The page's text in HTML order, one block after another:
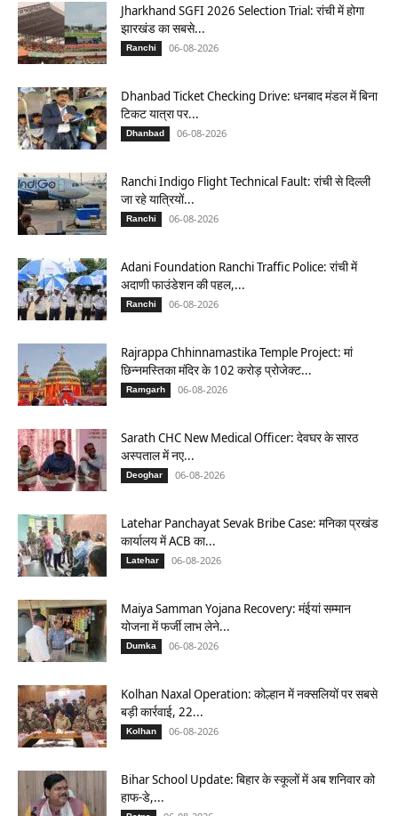
Jharkhand SGFI 2026 Selection Trial: रांची में होगा
झारखंड का सबसे...
Ranchi 06-08-2026
Dhanbad Ticket Checking Drive: धनबाद मंडल में बिना
टिकट यात्रा पर...
Dhanbad 06-08-2026
Ranchi Indigo Flight Technical Fault: रांची से दिल्ली
जा रहे यात्रियों...
Ranchi 06-08-2026
Adani Foundation Ranchi Traffic Police: रांची में
अदाणी फाउंडेशन की पहल,...
Ranchi 06-08-2026
Rajrappa Chhinnamastika Temple Project: मां
छिन्नमस्तिका मंदिर के 102 करोड़ प्रोजेक्ट...
Ramgarh 06-08-2026
Sarath CHC New Medical Officer: देवघर के सारठ
अस्पताल में नए...
Deoghar 06-08-2026
Latehar Panchayat Sevak Bribe Case: मनिका प्रखंड
कार्यालय में ACB का...
Latehar 06-08-2026
Maiya Samman Yojana Recovery: मंईयां सम्मान
योजना में फर्जी लाभ लेने...
Dumka 06-08-2026
Kolhan Naxal Operation: कोल्हान में नक्सलियों पर सबसे
बड़ी कार्रवाई, 22...
Kolhan 06-08-2026
Bihar School Update: बिहार के स्कूलों में अब शनिवार को
हाफ-डे,...